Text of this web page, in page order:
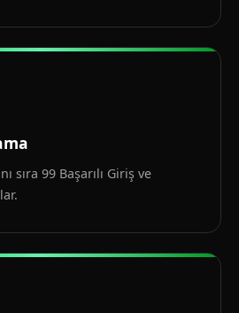
sıra 99 Başarılı Giriş ve